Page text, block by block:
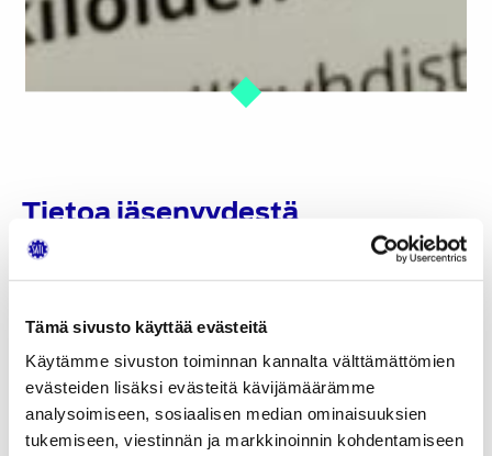
Tämä sivusto käyttää evästeitä
Käytämme sivuston toiminnan kannalta välttämättömien
evästeiden lisäksi evästeitä kävijämäärämme
analysoimiseen, sosiaalisen median ominaisuuksien
tukemiseen, viestinnän ja markkinoinnin kohdentamiseen
Tietoa jäsenyydestä
Kuka voi hakea jäseneksi?
hakemuksesta yhdistyksen varsinaiseksi jäseneksi
auto- ja kuljetusalalla toimivia insinöörejä,
teknikoita sekä muita alalla esimies- tai
asiantuntijatehtävissä työskenteleviä henkilöitä.
Autoalan opiskelijat (AMK tai korkeakoulutasolla)